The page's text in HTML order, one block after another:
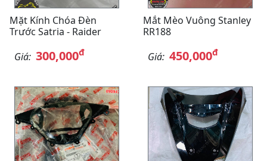
Mặt Kính Chóa Đèn
Trước Satria - Raider
Giá: 300,000đ
Mắt Mèo Vuông Stanley
RR188
Giá: 450,000đ